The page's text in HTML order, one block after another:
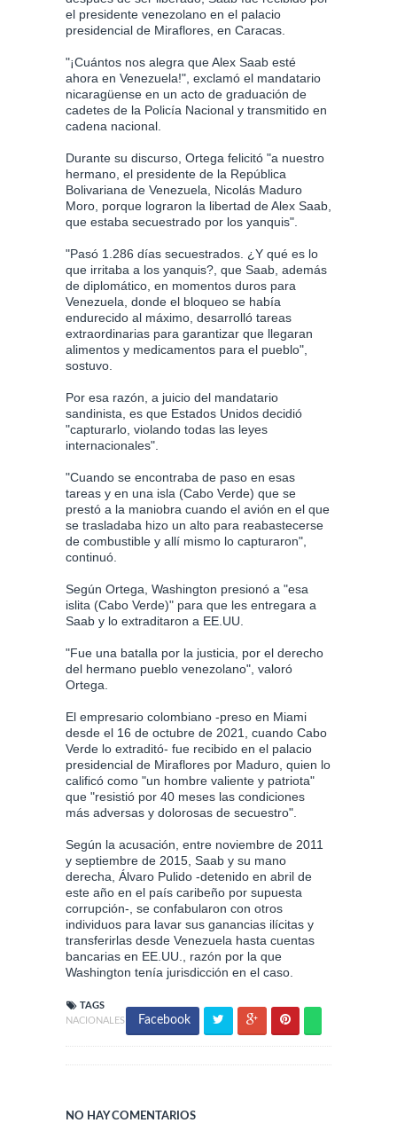
el presidente venezolano en el palacio
presidencial de Miraflores, en Caracas.
"¡Cuántos nos alegra que Alex Saab esté
ahora en Venezuela!", exclamó el mandatario
nicaragüense en un acto de graduación de
cadetes de la Policía Nacional y transmitido en
cadena nacional.
Durante su discurso, Ortega felicitó "a nuestro
hermano, el presidente de la República
Bolivariana de Venezuela, Nicolás Maduro
Moro, porque lograron la libertad de Alex Saab,
que estaba secuestrado por los yanquis".
"Pasó 1.286 días secuestrados. ¿Y qué es lo
que irritaba a los yanquis?, que Saab, además
de diplomático, en momentos duros para
Venezuela, donde el bloqueo se había
endurecido al máximo, desarrolló tareas
extraordinarias para garantizar que llegaran
alimentos y medicamentos para el pueblo",
sostuvo.
Por esa razón, a juicio del mandatario
sandinista, es que Estados Unidos decidió
"capturarlo, violando todas las leyes
internacionales".
"Cuando se encontraba de paso en esas
tareas y en una isla (Cabo Verde) que se
prestó a la maniobra cuando el avión en el que
se trasladaba hizo un alto para reabastecerse
de combustible y allí mismo lo capturaron",
continuó.
Según Ortega, Washington presionó a "esa
islita (Cabo Verde)" para que les entregara a
Saab y lo extraditaron a EE.UU.
"Fue una batalla por la justicia, por el derecho
del hermano pueblo venezolano", valoró
Ortega.
El empresario colombiano -preso en Miami
desde el 16 de octubre de 2021, cuando Cabo
Verde lo extraditó- fue recibido en el palacio
presidencial de Miraflores por Maduro, quien lo
calificó como "un hombre valiente y patriota"
que "resistió por 40 meses las condiciones
más adversas y dolorosas de secuestro".
Según la acusación, entre noviembre de 2011
y septiembre de 2015, Saab y su mano
derecha, Álvaro Pulido -detenido en abril de
este año en el país caribeño por supuesta
corrupción-, se confabularon con otros
individuos para lavar sus ganancias ilícitas y
transferirlas desde Venezuela hasta cuentas
bancarias en EE.UU., razón por la que
Washington tenía jurisdicción en el caso.
TAGS
NACIONALES
Facebook
NO HAY COMENTARIOS